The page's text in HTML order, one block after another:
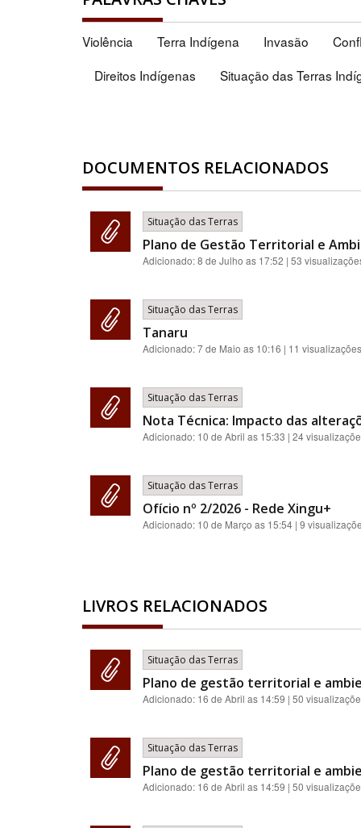
Violência Terra Indígena Invasão
Direitos Indígenas
Situação das Terras
DOCUMENTOS RELACIONADOS
Situação das Terras
Plano de Gestão Territorial e
Adicionado:8 de Julho as 17:52 | 53
Situação das Terras
Tanaru
Adicionado:7 de Maio as 10:16 | 11 visualizações
Situação das Terras
Nota Técnica: Impacto das
Adicionado: 10 de Abril as 15:33 | 24
Situação das Terras
Ofício nº 2/2026 - Rede Xingu+
Adicionado: 10 de Março as 15:54 | 9
LIVROS RELACIONADOS
Situação das Terras
Plano de gestão territorial e
Adicionado: 16 de Abril as 14:59 | 50
Situação das Terras
Plano de gestão territorial e
Adicionado: 16 de Abril as 14:59 | 50